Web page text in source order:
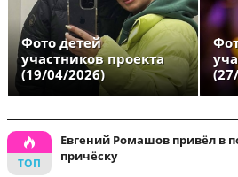
Фото детей
участников проекта
(19/04/2026)
Евгений Ромашов привёл в
причёску